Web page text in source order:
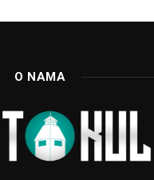
O NAMA